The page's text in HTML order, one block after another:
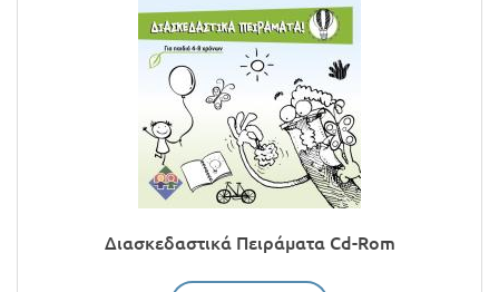
Διασκεδαστικά Πειράματα Cd-Rom